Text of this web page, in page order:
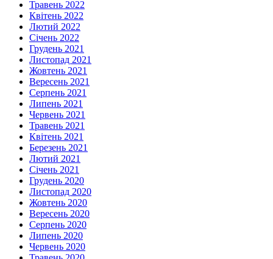
Травень 2022
Квітень 2022
Лютий 2022
Січень 2022
Грудень 2021
Листопад 2021
Жовтень 2021
Вересень 2021
Серпень 2021
Липень 2021
Червень 2021
Травень 2021
Квітень 2021
Березень 2021
Лютий 2021
Січень 2021
Грудень 2020
Листопад 2020
Жовтень 2020
Вересень 2020
Серпень 2020
Липень 2020
Червень 2020